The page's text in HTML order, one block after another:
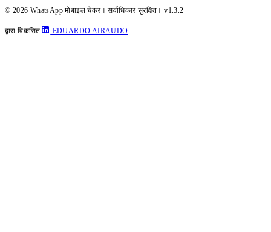
© 2026 WhatsApp मोबाइल चेकर। सर्वाधिकार सुरक्षित।v1.3.2
द्वारा विकसित EDUARDO AIRAUDO